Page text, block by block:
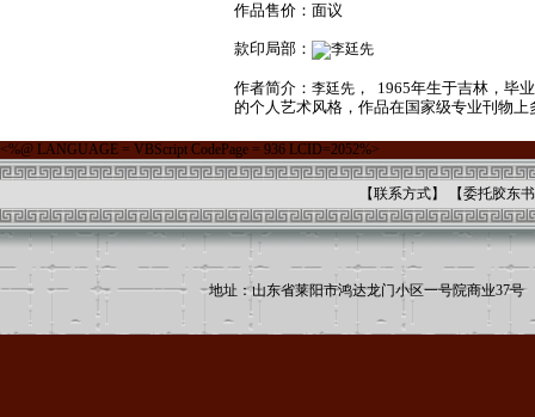
作品售价：面议
款印局部：
作者简介： 李廷先 ， 1965年生于吉林，毕
的个人艺术风格，作品在国家级专业刊物